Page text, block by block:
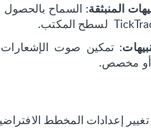
المنبثقة: السماح بالحصول
: تمكين صوت
أو مخصص.
تغيير إعدادات المخطط